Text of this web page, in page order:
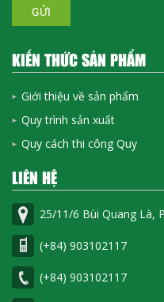
GỬI
KIẾN THỨC SẢN PHẨM
Giới thiệu về sản phẩm
Quy trình sản xuất
Quy cách thi công Quy
LIÊN HỆ
25/11/6 Bùi Quang Là,
(+84) 903102117
(+84) 903102117